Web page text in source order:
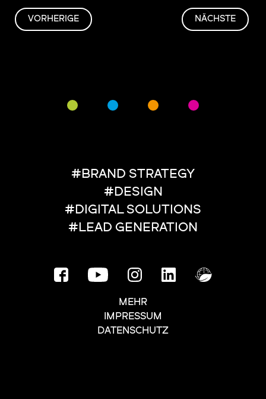
VORHERIGE NÄCHSTE
#BRAND STRATEGY
#DESIGN
#DIGITAL SOLUTIONS
#LEAD GENERATION
MEHR
IMPRESSUM
DATENSCHUTZ